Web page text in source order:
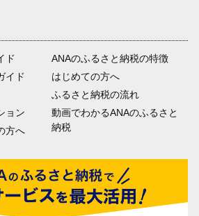
ド
イド
ョン
方へ
ANAのふるさと納税の特徴
はじめての方へ
ふるさと納税の流れ
動画でわかるANAのふるさと
納税